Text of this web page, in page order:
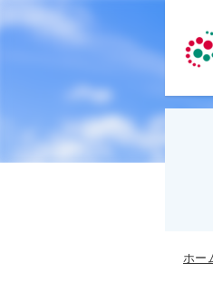
ホー